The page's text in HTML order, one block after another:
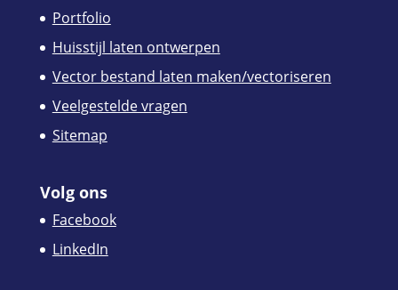
Portfolio
Huisstijl laten ontwerpen
Vector bestand laten maken/vectoriseren
Veelgestelde vragen
Sitemap
Volg ons
Facebook
LinkedIn